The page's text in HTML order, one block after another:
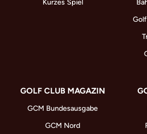
Kurzes Spiel
GOLF CLUB MAGAZIN
GCM Bundesausgabe
GCM Nord